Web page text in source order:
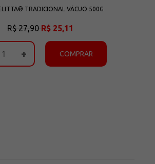
TRADICIONAL VÁCUO 500G
R$ 27,90R$ 25,11
+ COMPRAR